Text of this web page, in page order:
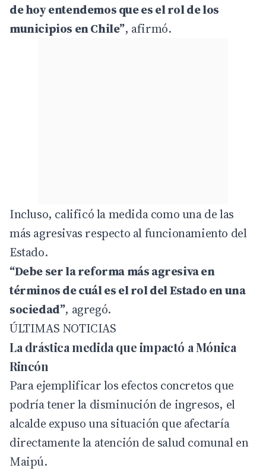
de hoy entendemos que es el rol de los
municipios en Chile”, afirmó.
Incluso, calificó la medida como una de las
más agresivas respecto al funcionamiento del
Estado.
“Debe ser la reforma más agresiva en
términos de cuál es el rol del Estado en una
sociedad”, agregó.
ÚLTIMAS NOTICIAS
La drástica medida que impactó a Mónica
Rincón
Para ejemplificar los efectos concretos que
podría tener la disminución de ingresos, el
alcalde expuso una situación que afectaría
directamente la atención de salud comunal en
Maipú.